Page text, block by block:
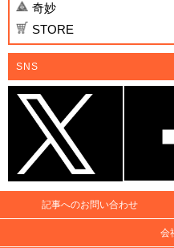
奇妙
STORE
SNS
記事へのお問い合わせ
会